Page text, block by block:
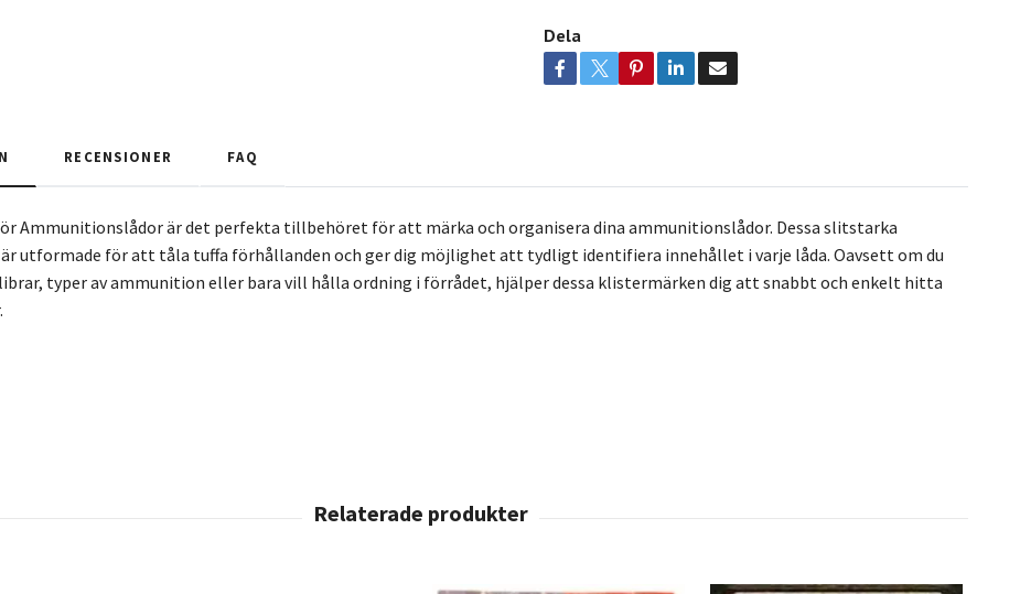
Dela
RECENSIONER FAQ
Ammunitionslådor är det perfekta tillbehöret för att märka och organisera dina ammunitionslådor. Dessa slitstarka
utformade för att tåla tuffa förhållanden och ger dig möjlighet att tydligt identifiera innehållet i varje låda. Oavsett om du
typer av ammunition eller bara vill hålla ordning i förrådet, hjälper dessa klistermärken dig att snabbt och enkelt hitta